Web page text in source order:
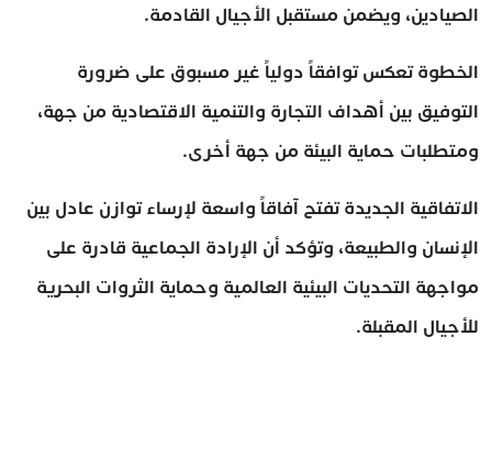
الصيادين، ويضمن مستقبل الأجيال القادمة.
الخطوة تعكس توافقاً دولياً غير مسبوق على ضرورة
التوفيق بين أهداف التجارة والتنمية الاقتصادية من جهة،
ومتطلبات حماية البيئة من جهة أخرى.
الاتفاقية الجديدة تفتح آفاقاً واسعة لإرساء توازن عادل بين
الإنسان والطبيعة، وتؤكد أن الإرادة الجماعية قادرة على
مواجهة التحديات البيئية العالمية وحماية الثروات البحرية
للأجيال المقبلة.